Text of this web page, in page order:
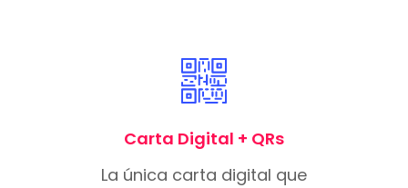
Carta Digital + QRs
La única carta digital que